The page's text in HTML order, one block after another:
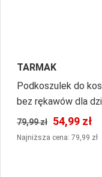
TARMAK
Podkoszulek do
bez rękawów dla
Tarmak UT500 NBA
79,99 zł 54,99 zł
Najniższa cena: 79,99 zł